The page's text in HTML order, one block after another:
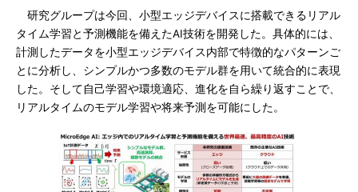
研究グループは今回、小型エッジデバイスに搭載できるリアル
タイム学習と予測機能を備えたAI技術を開発した。具体的には、
計測したデータを小型エッジデバイス内部で特徴的なパターンご
とに分析し、シンプルかつ多数のモデル群を用いて統合的に表現
した。そして自己学習や環境適応、進化を自ら繰り返すことで、
リアルタイムのモデル学習や将来予測を可能にした。